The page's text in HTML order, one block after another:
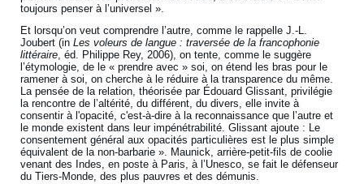
toujours penser à l’universel ».
Et lorsqu’on veut comprendre l’autre, comme le rappelle J.-L.
Joubert (inLes voleurs de langue : traversée de la francophonie
littéraire, éd. Philippe Rey, 2006), on tente, comme le suggère
l’étymologie, de le « prendre avec » soi, on étend les bras pour le
ramener à soi, on cherche à le réduire à la transparence du même.
La pensée de la relation, théorisée par Édouard Glissant, privilégie
la rencontre de l’altérité, du différent, du divers, elle invite à
consentir à l'opacité, c'est-à-dire à la reconnaissance que l’autre et
le monde existent dans leur impénétrabilité. Glissant ajoute : Le
consentement général aux opacités particulières est le plus simple
équivalent de la non-barbarie ». Maunick, arrière-petit-fils de coolie
venant des Indes, en poste à Paris, à l’Unesco, se fait le défenseur
du Tiers-Monde, des plus pauvres et des démunis.